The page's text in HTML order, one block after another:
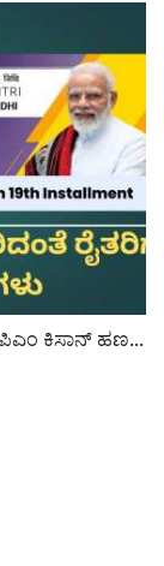
ಪಿಎಂ ಕಿಸಾನ್ ಹಣ...